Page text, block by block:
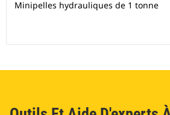
Minipelles hydrauliques de 1 tonne